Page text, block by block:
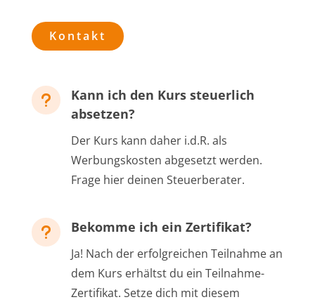
Kontakt
u
Kann ich den Kurs steuerlich
absetzen?
Der Kurs kann daher i.d.R. als
Werbungskosten abgesetzt werden.
Frage hier deinen Steuerberater.
u Bekomme ich ein Zertifikat?
Ja! Nach der erfolgreichen Teilnahme an
dem Kurs erhältst du ein Teilnahme-
Zertifikat. Setze dich mit diesem